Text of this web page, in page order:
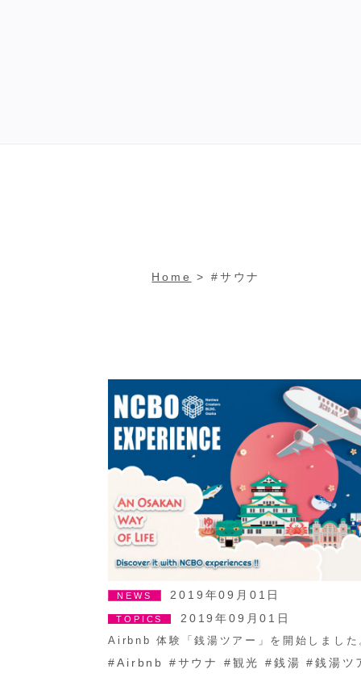
Home > #サウナ
NEWS 2019年09月01日
TOPICS 2019年09月01日
Airbnb 体験「銭湯ツアー」を開始しました
#Airbnb #サウナ #観光 #銭湯 #銭湯ツ